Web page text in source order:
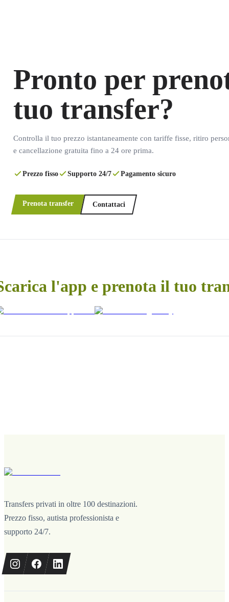
Pronto per
tuo transfer?
Controlla il tuo prezzo istantaneamente con tariffe fisse, ritiro
e cancellazione gratuita fino a 24 ore prima.
Prezzo fisso Supporto 24/7 Pagamento sicuro
Prenota transfer Contattaci
l'app e prenota il tuo
Transfers privati in oltre 100 destinazioni.
Prezzo fisso, autista professionista e
supporto 24/7.